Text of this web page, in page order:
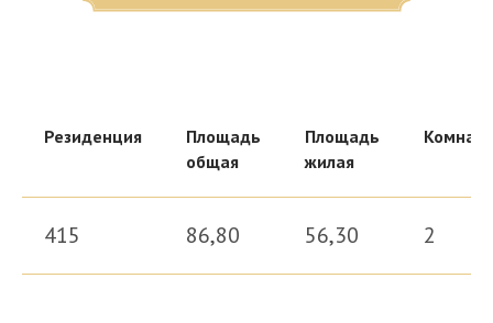
Здесь царит атмосфера
Резиденция
Площадь
общая
Площадь
жилая
Комнат
415 86,80 56,30 2